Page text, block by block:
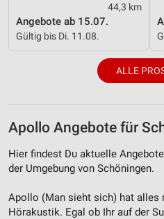
44,3 km
Angebote ab 15.07.
Gültig bis Di. 11.08.
ALLE
Apollo Angebote für
Hier findest Du aktuelle
der Umgebung von Schöningen.
Apollo (Man sieht sich) hat alles
Hörakustik. Egal ob Ihr auf der